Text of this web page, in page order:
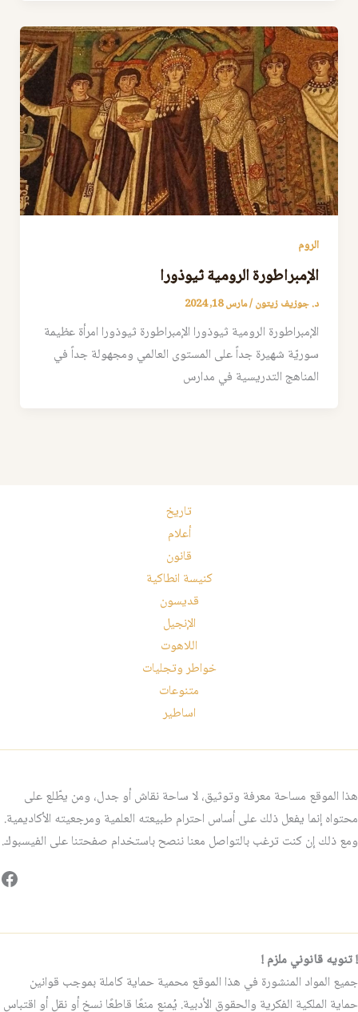
الروم
الإمبراطورة الرومية ثيوذورا
د. جوزيف زيتون/مارس 18, 2024
الإمبراطورة الرومية ثيوذورا الإمبراطورة ثيوذورا امرأة عظيمة
سوريّة شهيرة جداً على المستوى العالمي ومجهولة جداً في
المناهج التدريسية في مدارس
تاريخ
أعلام
قانون
كنيسة انطاكية
قديسون
الإنجيل
اللاهوت
خواطر وتجليات
متنوعات
اساطير
هذا الموقع مساحة معرفة وتوثيق، لا ساحة نقاش أو جدل، ومن يطّلع على
محتواه إنما يفعل ذلك على أساس احترام طبيعته العلمية ومرجعيته الأكاديمية.
ومع ذلك إن كنت ترغب بالتواصل معنا ننصح باستخدام صفحتنا على الفيسبوك.
! تنويه قانوني ملزم !
جميع المواد المنشورة في هذا الموقع محمية حماية كاملة بموجب قوانين
حماية الملكية الفكرية والحقوق الأدبية. يُمنع منعًا قاطعًا نسخ أو نقل أو اقتباس